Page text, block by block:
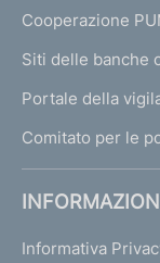
Cooperazione
Siti delle banche
Portale della
Comitato per le
Informativa